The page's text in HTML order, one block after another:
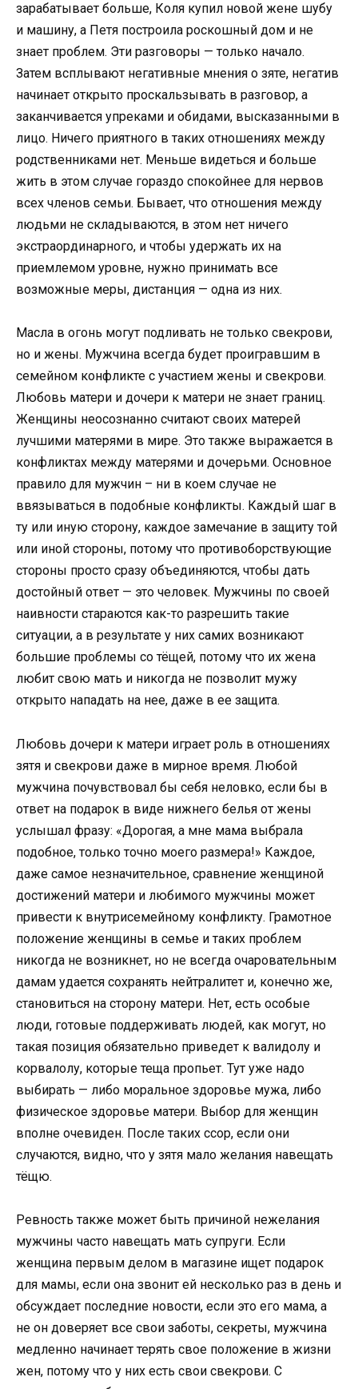
зарабатывает больше, Коля купил новой жене шубу
и машину, а Петя построила роскошный дом и не
знает проблем. Эти разговоры — только начало.
Затем всплывают негативные мнения о зяте, негатив
начинает открыто проскальзывать в разговор, а
заканчивается упреками и обидами, высказанными в
лицо. Ничего приятного в таких отношениях между
родственниками нет. Меньше видеться и больше
жить в этом случае гораздо спокойнее для нервов
всех членов семьи. Бывает, что отношения между
людьми не складываются, в этом нет ничего
экстраординарного, и чтобы удержать их на
приемлемом уровне, нужно принимать все
возможные меры, дистанция — одна из них.
Масла в огонь могут подливать не только свекрови,
но и жены. Мужчина всегда будет проигравшим в
семейном конфликте с участием жены и свекрови.
Любовь матери и дочери к матери не знает границ.
Женщины неосознанно считают своих матерей
лучшими матерями в мире. Это также выражается в
конфликтах между матерями и дочерьми. Основное
правило для мужчин – ни в коем случае не
ввязываться в подобные конфликты. Каждый шаг в
ту или иную сторону, каждое замечание в защиту той
или иной стороны, потому что противоборствующие
стороны просто сразу объединяются, чтобы дать
достойный ответ — это человек. Мужчины по своей
наивности стараются как-то разрешить такие
ситуации, а в результате у них самих возникают
большие проблемы со тёщей, потому что их жена
любит свою мать и никогда не позволит мужу
открыто нападать на нее, даже в ее защита.
Любовь дочери к матери играет роль в отношениях
зятя и свекрови даже в мирное время. Любой
мужчина почувствовал бы себя неловко, если бы в
ответ на подарок в виде нижнего белья от жены
услышал фразу: «Дорогая, а мне мама выбрала
подобное, только точно моего размера!» Каждое,
даже самое незначительное, сравнение женщиной
достижений матери и любимого мужчины может
привести к внутрисемейному конфликту. Грамотное
положение женщины в семье и таких проблем
никогда не возникнет, но не всегда очаровательным
дамам удается сохранять нейтралитет и, конечно же,
становиться на сторону матери. Нет, есть особые
люди, готовые поддерживать людей, как могут, но
такая позиция обязательно приведет к валидолу и
корвалолу, которые теща пропьет. Тут уже надо
выбирать — либо моральное здоровье мужа, либо
физическое здоровье матери. Выбор для женщин
вполне очевиден. После таких ссор, если они
случаются, видно, что у зятя мало желания навещать
тёщю.
Ревность также может быть причиной нежелания
мужчины часто навещать мать супруги. Если
женщина первым делом в магазине ищет подарок
для мамы, если она звонит ей несколько раз в день и
обсуждает последние новости, если это его мама, а
не он доверяет все свои заботы, секреты, мужчина
медленно начинает терять свое положение в жизни
жен, потому что у них есть свои свекрови. С